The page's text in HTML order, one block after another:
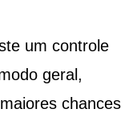
um controle
geral,
chances